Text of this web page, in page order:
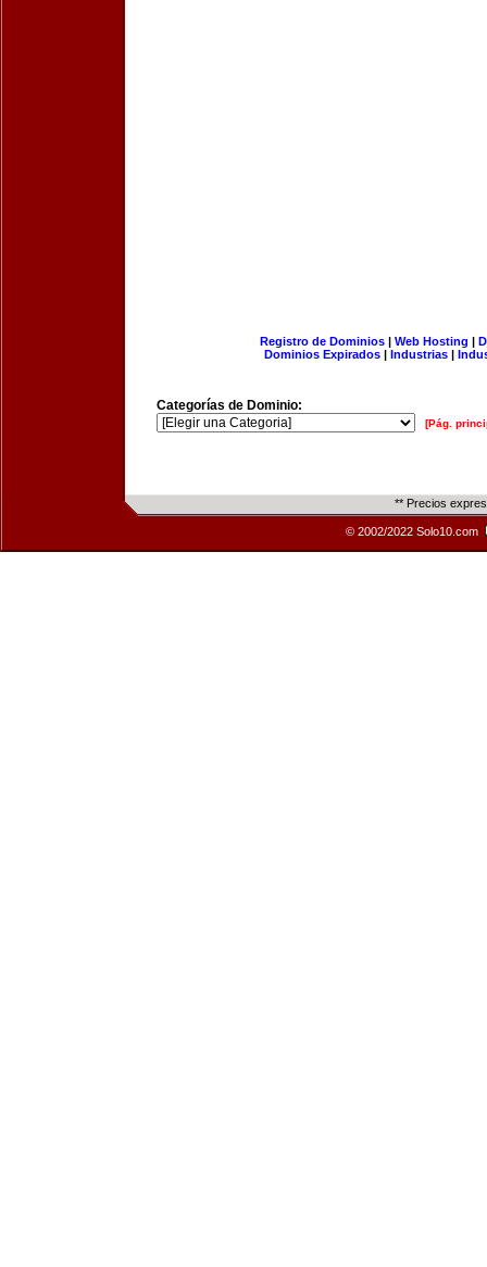
Registro de Dominios| Web Hosting |
Dominios Expirados | Industrias |
Categorías de Dominio:
[Pág.
** Precios
© 2002/2022 Solo10.com